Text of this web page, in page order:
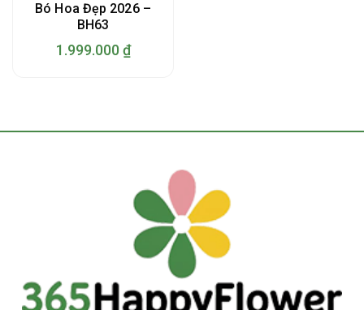
Bó Hoa Đẹp 2026 –
BH63
1.999.000 ₫